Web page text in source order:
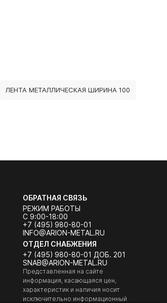
ЛЕНТА МЕТАЛЛИЧЕСКАЯ ШИРИНА 100
ОБРАТНАЯ СВЯЗЬ
РЕЖИМ РАБОТЫ
С 9:00-18:00
+7 (495) 980-80-01
INFO@ARION-METAL.RU
ОТДЕЛ СНАБЖЕНИЯ
+7 (495) 980-80-01 ДОБ. 201
SNAB@ARION-METAL.RU
Представленная на сайте
информация, касающаяся цен,
характеристик и наличия носит
исключительно информационный